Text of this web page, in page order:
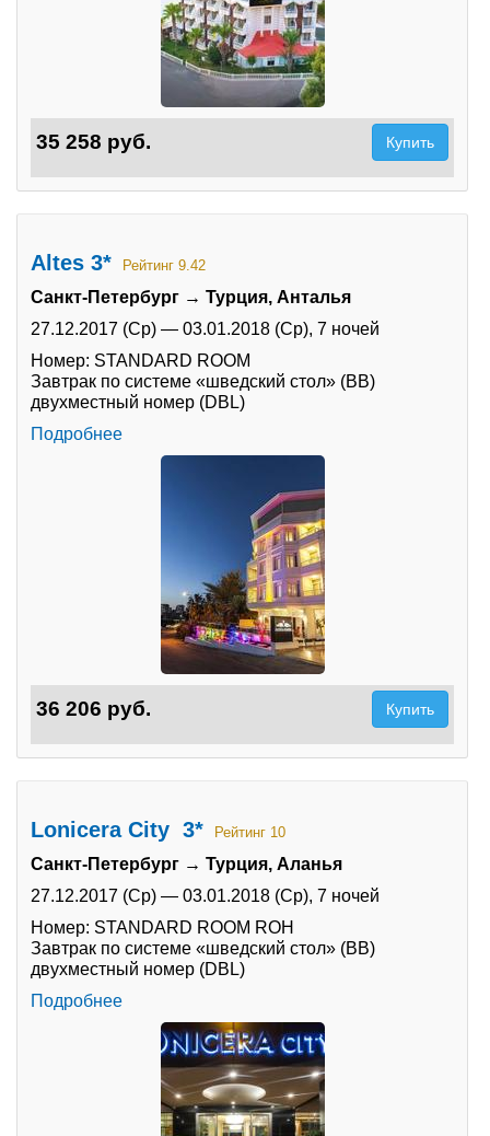
35 258 руб. Купить
Altes 3* Рейтинг 9.42
Санкт-Петербург → Турция, Анталья
27.12.2017 (Ср) — 03.01.2018 (Ср), 7 ночей
Номер: STANDARD ROOM
Завтрак по системе «шведский стол» (BB)
двухместный номер (DBL)
Подробнее
36 206 руб. Купить
Lonicera City 3* Рейтинг 10
Санкт-Петербург → Турция, Аланья
27.12.2017 (Ср) — 03.01.2018 (Ср), 7 ночей
Номер: STANDARD ROOM ROH
Завтрак по системе «шведский стол» (BB)
двухместный номер (DBL)
Подробнее